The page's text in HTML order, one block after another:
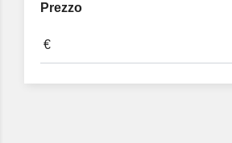
Prezzo
€